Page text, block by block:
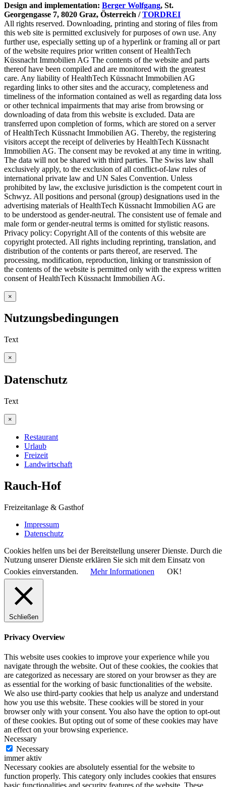
Design and implementation: Berger Wolfgang, St.
Georgengasse 7, 8020 Graz, Österreich /TORDREI
All rights reserved. Downloading, printing and storing of files from
this web site is permitted exclusively for purposes of own use. Any
further use, especially setting up of a hyperlink or framing all or part
of the website requires prior written consent of HealthTech
Küssnacht Immobilien AG The contents of the website and parts
thereof have been compiled and are monitored with the greatest
care. Any liability of HealthTech Küssnacht Immobilien AG
regarding links to other sites and the accuracy, completeness and
timeliness of the information contained as well as regarding data loss
or other technical impairments that may arise from browsing or
downloading of data from this website is excluded. Data are
transferred upon completion of forms, which are stored on a server
of HealthTech Küssnacht Immobilien AG. Thereby, the registering
visitors accept the receipt of deliveries by HealthTech Küssnacht
Immobilien AG. The consent may be revoked at any time in writing.
The data will not be shared with third parties. The Swiss law shall
exclusively apply, to the exclusion of all conflict-of-law rules of
international private law and UN Sales Convention. Unless
prohibited by law, the exclusive jurisdiction is the competent court in
Schwyz. All positions and personal (group) designations used in the
advertising materials of HealthTech Küssnacht Immobilien AG are
to be understood as gender-neutral. The consistent use of female and
male form or gender-neutral terms is omitted for stylistic reasons.
Privacy policy: Copyright All of the contents of this website are
copyright protected. All rights including reprinting, translation, and
distribution of the contents or parts thereof, are reserved. The
processing, modification, reproduction, linking or transmission of
the contents of the website is permitted only with the express written
consent of HealthTech Küssnacht Immobilien AG.
×
Nutzungsbedingungen
Text
×
Datenschutz
Text
×
Restaurant
Urlaub
Freizeit
Landwirtschaft
Rauch-Hof
Freizeitanlage & Gasthof
Impressum
Datenschutz
Cookies helfen uns bei der Bereitstellung unserer Dienste. Durch die
Nutzung unserer Dienste erklären Sie sich mit dem Einsatz von
Cookies einverstanden.
Mehr Informationen OK!
Schließen
Privacy Overview
This website uses cookies to improve your experience while you
navigate through the website. Out of these cookies, the cookies that
are categorized as necessary are stored on your browser as they are
as essential for the working of basic functionalities of the website.
We also use third-party cookies that help us analyze and understand
how you use this website. These cookies will be stored in your
browser only with your consent. You also have the option to opt-out
of these cookies. But opting out of some of these cookies may have
an effect on your browsing experience.
Necessary
Necessary
immer aktiv
Necessary cookies are absolutely essential for the website to
function properly. This category only includes cookies that ensures